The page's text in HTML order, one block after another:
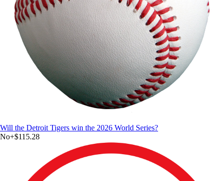
Will the Detroit Tigers win the 2026 World Series?
No+$115.28